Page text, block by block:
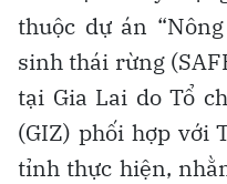
thuộc dự án
sinh thái rừng
tại Gia Lai do Tổ
(GIZ) phối hợp với
tỉnh thực hiện,